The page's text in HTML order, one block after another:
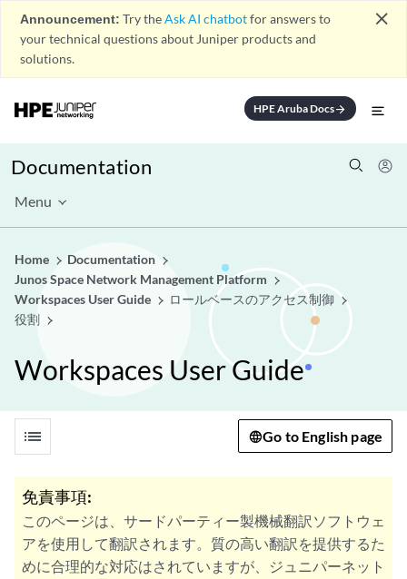
Announcement: Try theAsk AI chatbotfor answers to
your technical questions about Juniper products and
solutions.
close
HPE Aruba Docsarrow_forward
Documentation
Menu
Home
Documentation
Junos Space Network Management Platform
Workspaces User Guide
ロールベースのアクセス制御
役割
Workspaces User Guide
list Go to English page
免責事項:
このページは、サードパーティー製機械翻訳ソフトウェ
アを使用して翻訳されます。質の高い翻訳を提供するた
めに合理的な対応はされていますが、ジュニパーネット